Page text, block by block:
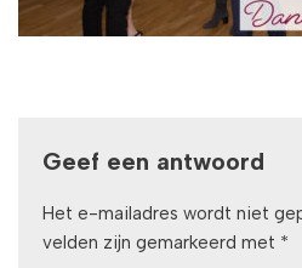
Geef een antwoord
Het e-mailadres wordt niet
velden zijn gemarkeerd met *